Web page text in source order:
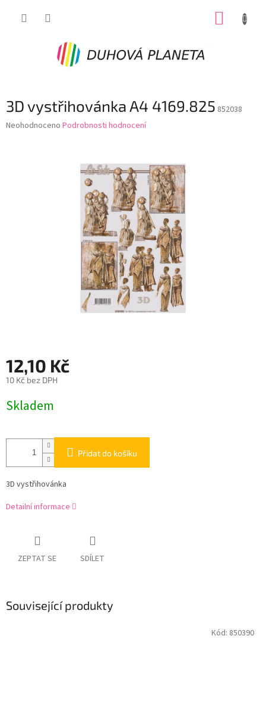
3D vystřihovánka A4 4169.825 852038
Průměrné
Neohodnoceno Podrobnosti hodnocení
12,10 Kč
10 Kč bez DPH
cena:
Skladem
Přidat do košíku
3D vystřihovánka
Detailní informace
ZEPTAT SE SDÍLET
Související produkty
Kód: 850390